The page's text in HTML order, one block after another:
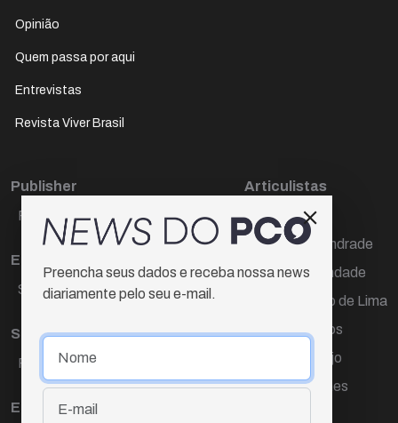
Opinião
Quem passa por aqui
Entrevistas
Revista Viver Brasil
Publisher
Paulo Cesar de Oliveira
Editora Chefe
Sueli Cotta
Sub-editora
Raquel Ayres
Equipe
Articulistas
Décio Freire
Dr Marcos Andrade
Hamilton Trindade
Igor Carvalho de Lima
Mario Campos
Renata Araújo
Wagner Gomes
Preencha seus dados e receba nossa news
diariamente pelo seu e-mail.